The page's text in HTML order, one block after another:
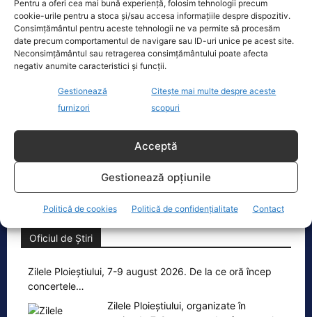
Pentru a oferi cea mai bună experiență, folosim tehnologii precum
cookie-urile pentru a stoca și/sau accesa informațiile despre dispozitiv.
Consimțământul pentru aceste tehnologii ne va permite să procesăm
date precum comportamentul de navigare sau ID-uri unice pe acest site.
Neconsimțământul sau retragerea consimțământului poate afecta
negativ anumite caracteristici și funcții.
Gestionează
furnizori
Citește mai multe despre aceste
scopuri
Acceptă
Gestionează opțiunile
Politică de cookies Politică de confidențialitate Contact
Ecopolitic
interesul să blocheze formarea unui…
Ion Cristoiu a lansat, miercuri seară, în
direct la Realitatea PLUS, un atac dur
la adresa lui Ilie Bolojan și
Oficiul de Știri
Zilele Ploieștiului, 7-9 august 2026. De la ce oră încep
concertele…
Zilele Ploieștiului, organizate în